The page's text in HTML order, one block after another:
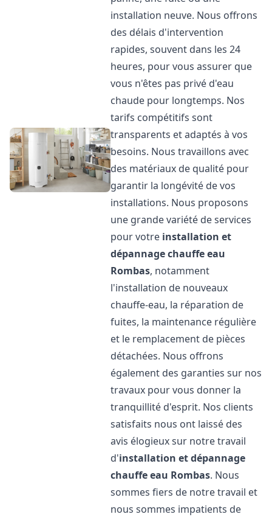
installation neuve. Nous offrons
des délais d'intervention
rapides, souvent dans les 24
heures, pour vous assurer que
vous n'êtes pas privé d'eau
chaude pour longtemps. Nos
tarifs compétitifs sont
transparents et adaptés à vos
besoins. Nous travaillons avec
des matériaux de qualité pour
garantir la longévité de vos
installations. Nous proposons
une grande variété de services
pour votre installation et
dépannage chauffe eau
Rombas, notamment
l'installation de nouveaux
chauffe-eau, la réparation de
fuites, la maintenance régulière
et le remplacement de pièces
détachées. Nous offrons
également des garanties sur nos
travaux pour vous donner la
tranquillité d'esprit. Nos clients
satisfaits nous ont laissé des
avis élogieux sur notre travail
d'installation et dépannage
chauffe eau Rombas. Nous
sommes fiers de notre travail et
nous sommes impatients de